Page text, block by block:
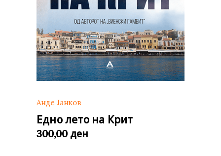
Анде Јанков
Едно лето на Крит
300,00 ден